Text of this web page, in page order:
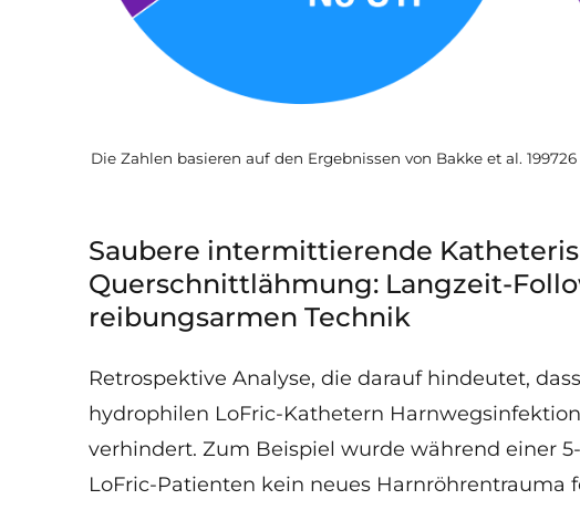
Die Zahlen basieren auf den Ergebnissen von Bakke et al. 199726
Saubere intermittierende
Querschnittlähmung: Langzeit-
reibungsarmen Technik
Retrospektive Analyse, die darauf hindeutet,
hydrophilen LoFric-Kathetern
verhindert. Zum Beispiel wurde während einer
LoFric-Patienten kein neues Harnröhrentrauma